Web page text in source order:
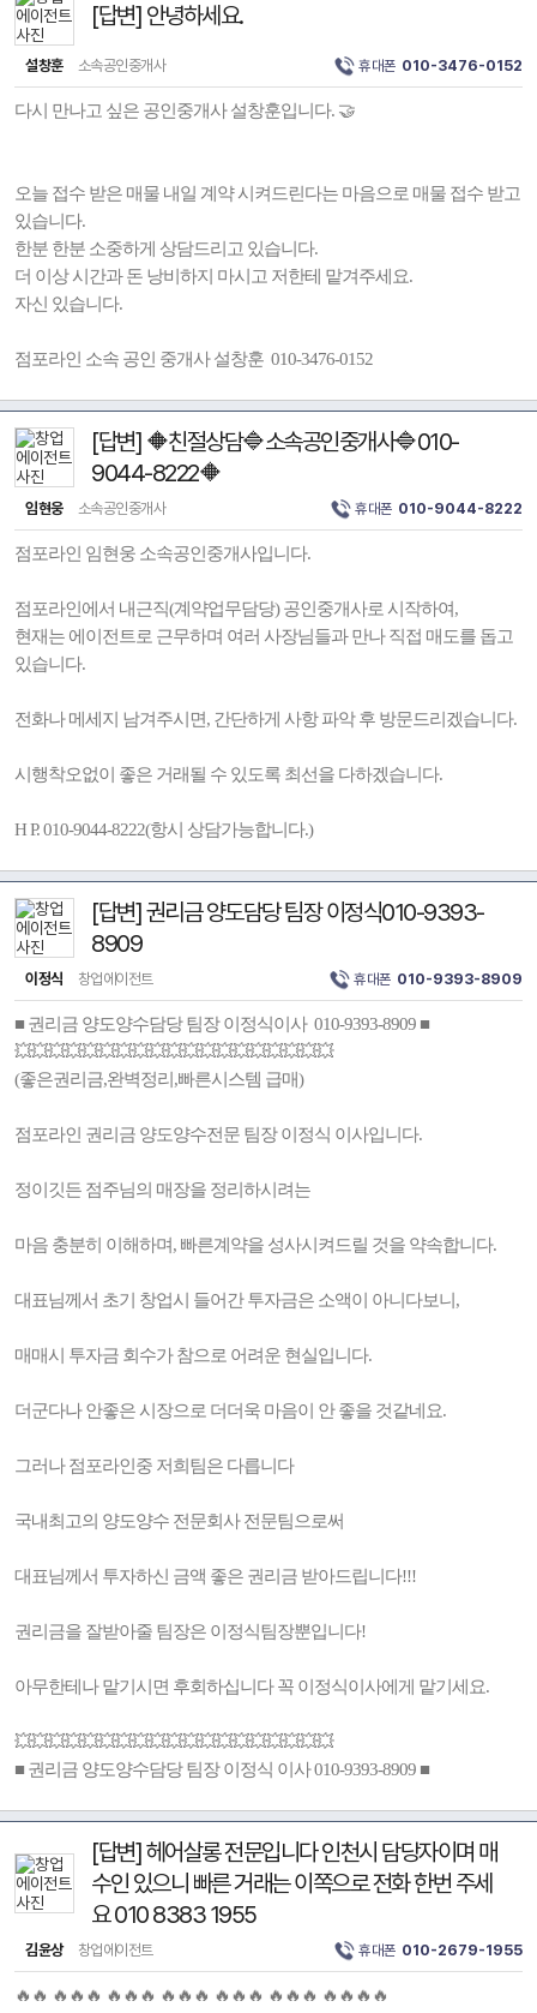
[답변] 안녕하세요.
설창훈 소속공인중개사 휴대폰 010-3476-0152
다시 만나고 싶은 공인중개사 설창훈입니다. 🤝
오늘 접수 받은 매물 내일 계약 시켜드린다는 마음으로 매물 접수 받고
있습니다.
한분 한분 소중하게 상담드리고 있습니다.
더 이상 시간과 돈 낭비하지 마시고 저한테 맡겨주세요.
자신 있습니다.
점포라인 소속 공인 중개사 설창훈 010-3476-0152
[답변] 🔶친절상담🔷소속공인중개사🔷010-
9044-8222🔶
임현웅 소속공인중개사 휴대폰 010-9044-8222
점포라인 임현웅 소속공인중개사입니다.
점포라인에서 내근직(계약업무담당) 공인중개사로 시작하여,
현재는 에이전트로 근무하며 여러 사장님들과 만나 직접 매도를 돕고
있습니다.
전화나 메세지 남겨주시면, 간단하게 사항 파악 후 방문드리겠습니다.
시행착오없이 좋은 거래될 수 있도록 최선을 다하겠습니다.
H P. 010-9044-8222(항시 상담가능합니다.)
[답변] 권리금 양도담당 팀장 이정식010-9393-
8909
이정식 창업에이전트 휴대폰 010-9393-8909
■ 권리금 양도양수담당 팀장 이정식이사 010-9393-8909 ■
💥💥💥💥💥💥💥💥💥💥💥💥💥💥💥💥💥💥💥
(좋은권리금,완벽정리,빠른시스템 급매)
점포라인 권리금 양도양수전문 팀장 이정식 이사입니다.
정이깃든 점주님의 매장을 정리하시려는
마음 충분히 이해하며, 빠른계약을 성사시켜드릴 것을 약속합니다.
대표님께서 초기 창업시 들어간 투자금은 소액이 아니다보니,
매매시 투자금 회수가 참으로 어려운 현실입니다.
더군다나 안좋은 시장으로 더더욱 마음이 안 좋을 것같네요.
그러나 점포라인중 저희팀은 다릅니다
국내최고의 양도양수 전문회사 전문팀으로써
대표님께서 투자하신 금액 좋은 권리금 받아드립니다!!!
권리금을 잘받아줄 팀장은 이정식팀장뿐입니다!
아무한테나 맡기시면 후회하십니다 꼭 이정식이사에게 맡기세요.
💥💥💥💥💥💥💥💥💥💥💥💥💥💥💥💥💥💥💥
■ 권리금 양도양수담당 팀장 이정식 이사 010-9393-8909 ■
[답변] 헤어살롱 전문입니다 인천시 담당자이며 매
수인 있으니 빠른 거래는 이쪽으로 전화 한번 주세
요 010 8383 1955
김윤상 창업에이전트 휴대폰 010-2679-1955
🔥🔥 🔥🔥🔥 🔥🔥🔥 🔥🔥🔥 🔥🔥🔥 🔥🔥🔥 🔥🔥🔥🔥